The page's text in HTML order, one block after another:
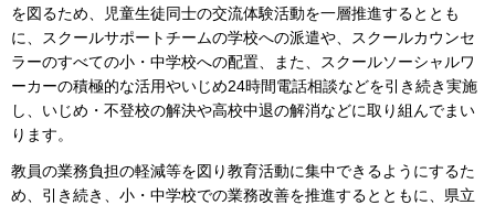
を図るため、児童生徒同士の交流体験活動を一層推進するととも
に、スクールサポートチームの学校への派遣や、スクールカウンセ
ラーのすべての小・中学校への配置、また、スクールソーシャルワ
ーカーの積極的な活用やいじめ24時間電話相談などを引き続き実施
し、いじめ・不登校の解決や高校中退の解消などに取り組んでまい
ります。
教員の業務負担の軽減等を図り教育活動に集中できるようにするた
め、引き続き、小・中学校での業務改善を推進するとともに、県立